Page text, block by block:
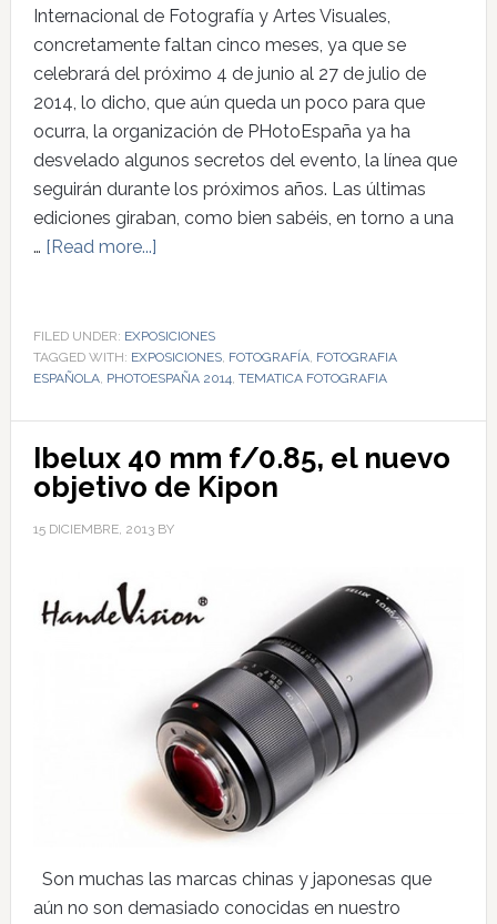
Internacional de Fotografía y Artes Visuales,
concretamente faltan cinco meses, ya que se
celebrará del próximo 4 de junio al 27 de julio de
2014, lo dicho, que aún queda un poco para que
ocurra, la organización de PHotoEspaña ya ha
desvelado algunos secretos del evento, la línea que
seguirán durante los próximos años. Las últimas
ediciones giraban, como bien sabéis, en torno a una
… [Read more...]
FILED UNDER: EXPOSICIONES
TAGGED WITH: EXPOSICIONES, FOTOGRAFÍA, FOTOGRAFIA
ESPAÑOLA, PHOTOESPAÑA 2014, TEMATICA FOTOGRAFIA
Ibelux 40 mm f/0.85, el nuevo
objetivo de Kipon
15 DICIEMBRE, 2013BY
Son muchas las marcas chinas y japonesas que
aún no son demasiado conocidas en nuestro